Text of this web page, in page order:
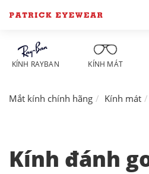
KÍNH RAYBAN KÍNH MÁT
Mắt kính chính hãng Kính mát
Kính đánh